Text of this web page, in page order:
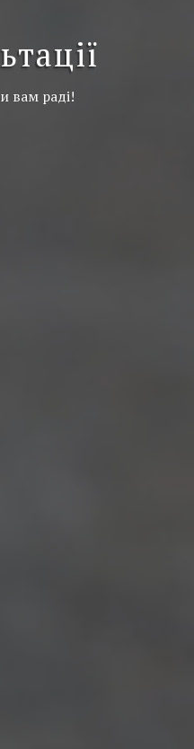
вам раді!